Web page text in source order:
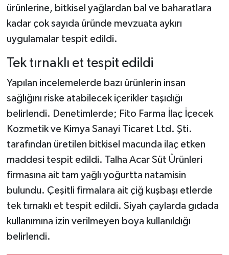
ürünlerine, bitkisel yağlardan bal ve baharatlara
kadar çok sayıda üründe mevzuata aykırı
uygulamalar tespit edildi.
Tek tırnaklı et tespit edildi
Yapılan incelemelerde bazı ürünlerin insan
sağlığını riske atabilecek içerikler taşıdığı
belirlendi. Denetimlerde; Fito Farma İlaç İçecek
Kozmetik ve Kimya Sanayi Ticaret Ltd. Şti.
tarafından üretilen bitkisel macunda ilaç etken
maddesi tespit edildi. Talha Acar Süt Ürünleri
firmasına ait tam yağlı yoğurtta natamisin
bulundu. Çeşitli firmalara ait çiğ kuşbaşı etlerde
tek tırnaklı et tespit edildi. Siyah çaylarda gıdada
kullanımına izin verilmeyen boya kullanıldığı
belirlendi.